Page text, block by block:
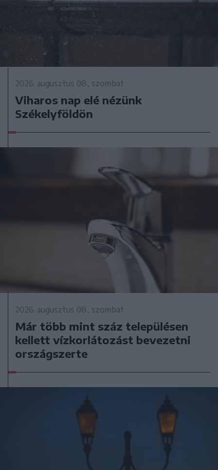
2026. augusztus 08., szombat
Viharos nap elé nézünk
Székelyföldön
2026. augusztus 08., szombat
Már több mint száz településen
kellett vízkorlátozást bevezetni
országszerte